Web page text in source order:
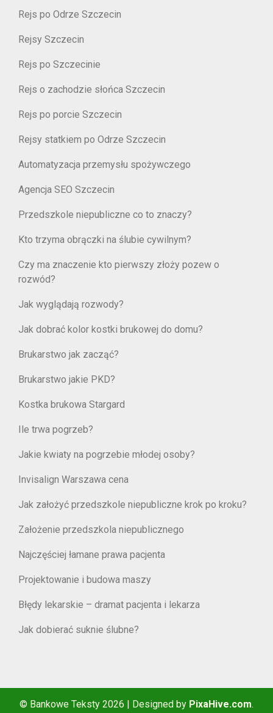
Rejs po Odrze Szczecin
Rejsy Szczecin
Rejs po Szczecinie
Rejs o zachodzie słońca Szczecin
Rejs po porcie Szczecin
Rejsy statkiem po Odrze Szczecin
Automatyzacja przemysłu spożywczego
Agencja SEO Szczecin
Przedszkole niepubliczne co to znaczy?
Kto trzyma obrączki na ślubie cywilnym?
Czy ma znaczenie kto pierwszy złoży pozew o
rozwód?
Jak wyglądają rozwody?
Jak dobrać kolor kostki brukowej do domu?
Brukarstwo jak zacząć?
Brukarstwo jakie PKD?
Kostka brukowa Stargard
Ile trwa pogrzeb?
Jakie kwiaty na pogrzebie młodej osoby?
Invisalign Warszawa cena
Jak założyć przedszkole niepubliczne krok po kroku?
Założenie przedszkola niepublicznego
Najczęściej łamane prawa pacjenta
Projektowanie i budowa maszy
Błędy lekarskie – dramat pacjenta i lekarza
Jak dobierać suknie ślubne?
© Bankowe Teksty 2026 | Designed by PixaHive.com.